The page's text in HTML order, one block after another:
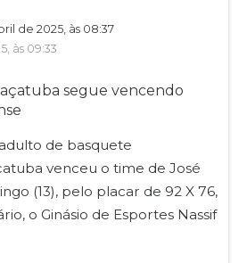
de 2025, às 08:37
às 09:33
de basquete
venceu o time de José
(13), pelo placar de 92 X 76,
o Ginásio de Esportes Nassif